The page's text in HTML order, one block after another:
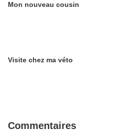
Mon nouveau cousin
Visite chez ma véto
Commentaires